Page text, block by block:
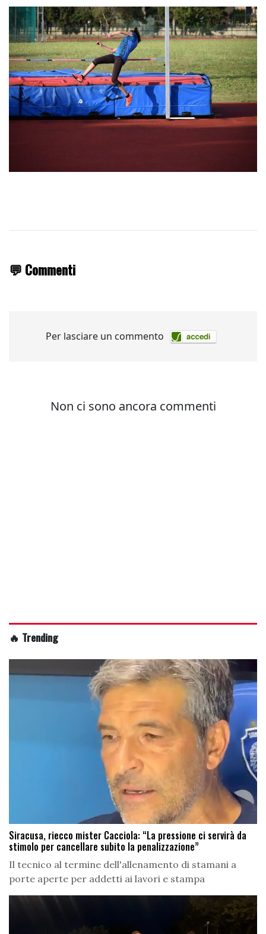
💬 Commenti
🔥 Trending
Siracusa, riecco mister Cacciola: “La pressione ci servirà da
stimolo per cancellare subito la penalizzazione”
Il tecnico al termine dell'allenamento di stamani a
porte aperte per addetti ai lavori e stampa